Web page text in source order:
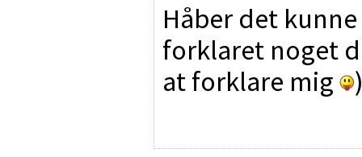
Håber det
forklaret noget
at forklare mig